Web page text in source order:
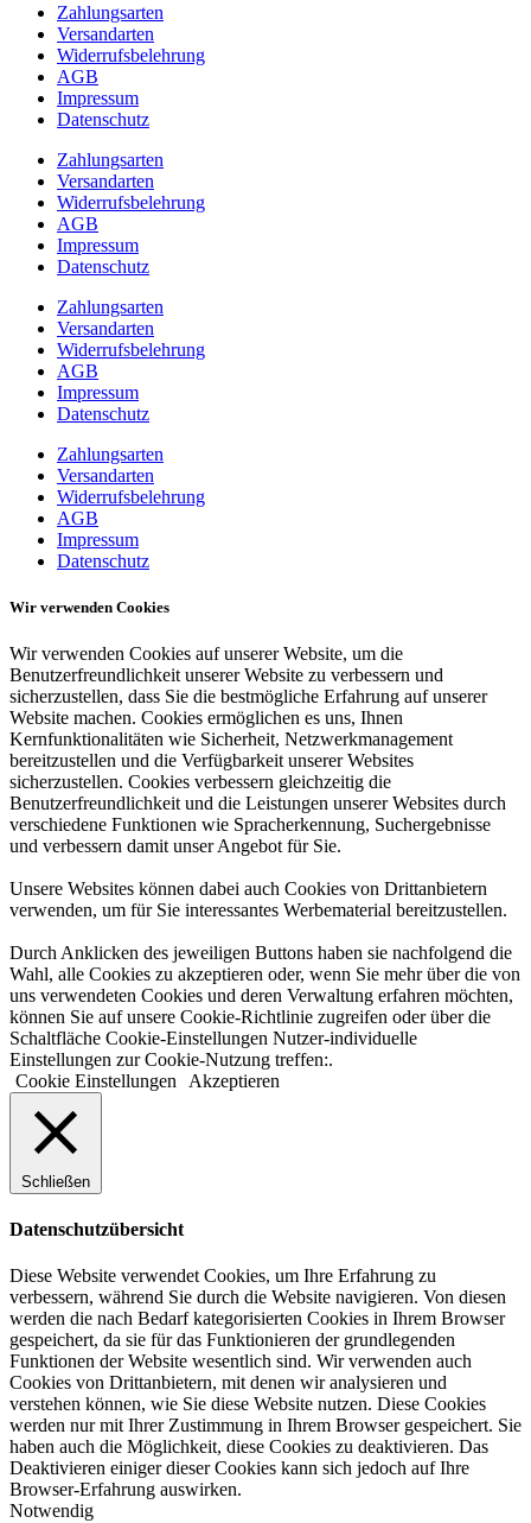
Zahlungsarten
Versandarten
Widerrufsbelehrung
AGB
Impressum
Datenschutz
Zahlungsarten
Versandarten
Widerrufsbelehrung
AGB
Impressum
Datenschutz
Zahlungsarten
Versandarten
Widerrufsbelehrung
AGB
Impressum
Datenschutz
Zahlungsarten
Versandarten
Widerrufsbelehrung
AGB
Impressum
Datenschutz
Wir verwenden Cookies
Wir verwenden Cookies auf unserer Website, um die
Benutzerfreundlichkeit unserer Website zu verbessern und
sicherzustellen, dass Sie die bestmögliche Erfahrung auf unserer
Website machen. Cookies ermöglichen es uns, Ihnen
Kernfunktionalitäten wie Sicherheit, Netzwerkmanagement
bereitzustellen und die Verfügbarkeit unserer Websites
sicherzustellen. Cookies verbessern gleichzeitig die
Benutzerfreundlichkeit und die Leistungen unserer Websites durch
verschiedene Funktionen wie Spracherkennung, Suchergebnisse
und verbessern damit unser Angebot für Sie.
Unsere Websites können dabei auch Cookies von Drittanbietern
verwenden, um für Sie interessantes Werbematerial bereitzustellen.
Durch Anklicken des jeweiligen Buttons haben sie nachfolgend die
Wahl, alle Cookies zu akzeptieren oder, wenn Sie mehr über die von
uns verwendeten Cookies und deren Verwaltung erfahren möchten,
können Sie auf unsere Cookie-Richtlinie zugreifen oder über die
Schaltfläche Cookie-Einstellungen Nutzer-individuelle
Einstellungen zur Cookie-Nutzung treffen:.
Cookie Einstellungen
Akzeptieren
Schließen
Datenschutzübersicht
Diese Website verwendet Cookies, um Ihre Erfahrung zu
verbessern, während Sie durch die Website navigieren. Von diesen
werden die nach Bedarf kategorisierten Cookies in Ihrem Browser
gespeichert, da sie für das Funktionieren der grundlegenden
Funktionen der Website wesentlich sind. Wir verwenden auch
Cookies von Drittanbietern, mit denen wir analysieren und
verstehen können, wie Sie diese Website nutzen. Diese Cookies
werden nur mit Ihrer Zustimmung in Ihrem Browser gespeichert. Sie
haben auch die Möglichkeit, diese Cookies zu deaktivieren. Das
Deaktivieren einiger dieser Cookies kann sich jedoch auf Ihre
Browser-Erfahrung auswirken.
Notwendig